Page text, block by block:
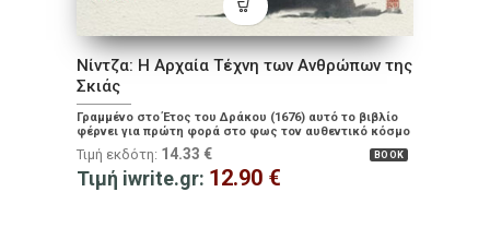
Νίντζα: Η Αρχαία Τέχνη των Ανθρώπων της
Σκιάς
Γραμμένο στο Έτος του Δράκου (1676) αυτό το βιβλίο
φέρνει για πρώτη φορά στο φως τον αυθεντικό κόσμο
και τις πρακτικές των Νίντζα.
BOOK
Τιμή εκδότη: 14.33 €
Τιμή iwrite.gr: 12.90 €